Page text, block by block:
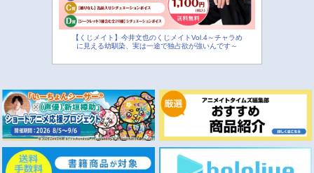
【くじメイト】今井文也のくじメイトVol.4～チャラめ
に見える幼馴染、実は一途で独占欲が強いんです～